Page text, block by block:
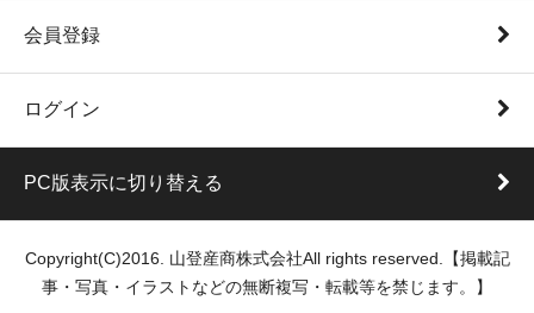
会員登録
ログイン
PC版表示に切り替える
Copyright(C)2016. 山登産商株式会社All rights reserved.【掲載記
事・写真・イラストなどの無断複写・転載等を禁じます。】